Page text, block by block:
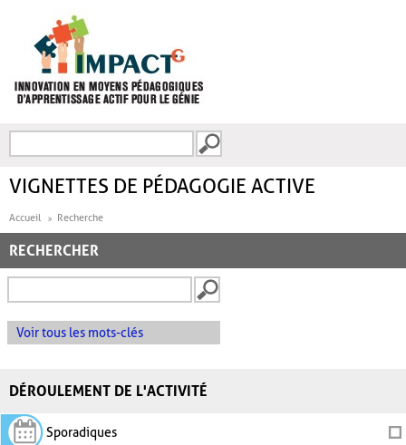
FORMULAIRE DE
VIGNETTES DE PÉDAGOGIE ACTIVE
Accueil Recherche
RECHERCHER
Voir tous les mots-clés
DÉROULEMENT DE L'ACTIVITÉ
Sporadiques